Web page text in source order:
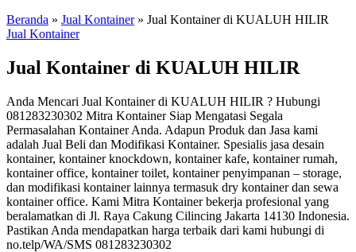
Beranda » Jual Kontainer » Jual Kontainer di KUALUH HILIR
Jual Kontainer
Jual Kontainer di KUALUH HILIR
Anda Mencari Jual Kontainer di KUALUH HILIR ? Hubungi
081283230302 Mitra Kontainer Siap Mengatasi Segala
Permasalahan Kontainer Anda. Adapun Produk dan Jasa kami
adalah Jual Beli dan Modifikasi Kontainer. Spesialis jasa desain
kontainer, kontainer knockdown, kontainer kafe, kontainer rumah,
kontainer office, kontainer toilet, kontainer penyimpanan – storage,
dan modifikasi kontainer lainnya termasuk dry kontainer dan sewa
kontainer office. Kami Mitra Kontainer bekerja profesional yang
beralamatkan di Jl. Raya Cakung Cilincing Jakarta 14130 Indonesia.
Pastikan Anda mendapatkan harga terbaik dari kami hubungi di
no.telp/WA/SMS 081283230302